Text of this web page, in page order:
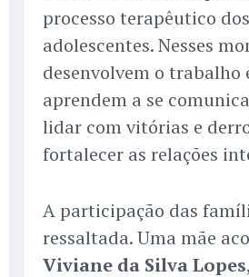
processo terapêutico
adolescentes. Nesses
desenvolvem o trabalho
aprendem a se
lidar com vitórias e
fortalecer as relações
A participação das
ressaltada. Uma mãe
Viviane da Silva Lopes